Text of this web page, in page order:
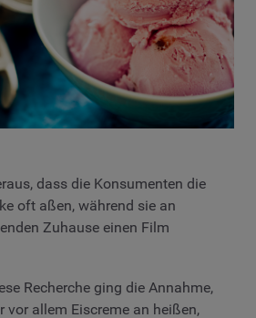
dass die Konsumenten die
oft aßen, während sie an
Zuhause einen Film
Recherche ging die Annahme,
vor allem Eiscreme an heißen,